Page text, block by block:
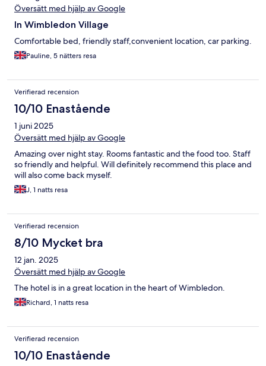
Översätt med hjälp av Google
In Wimbledon Village
Comfortable bed, friendly staff,convenient location, car parking.
Pauline, 5 nätters resa
Verifierad recension
10/10 Enastående
1 juni 2025
Översätt med hjälp av Google
Amazing over night stay. Rooms fantastic and the food too. Staff
so friendly and helpful. Will definitely recommend this place and
will also come back myself.
J, 1 natts resa
Verifierad recension
8/10 Mycket bra
12 jan. 2025
Översätt med hjälp av Google
The hotel is in a great location in the heart of Wimbledon.
Richard, 1 natts resa
Verifierad recension
10/10 Enastående